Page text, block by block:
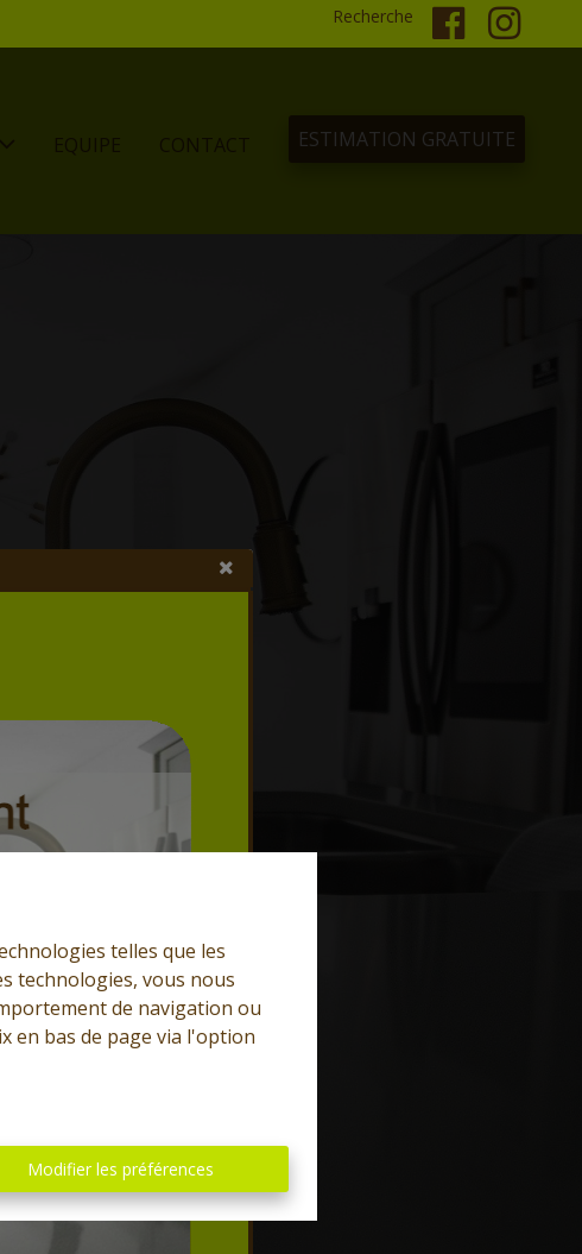
telles que les
technologies, vous nous
de navigation ou
en bas de page via l'option
Modifier les préférences
Recherche
EQUIPE CONTACT ESTIMATION GRATUITE